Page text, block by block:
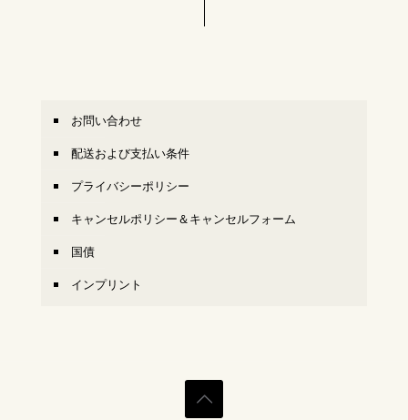
お問い合わせ
配送および支払い条件
プライバシーポリシー
キャンセルポリシー＆キャンセルフォーム
国債
インプリント